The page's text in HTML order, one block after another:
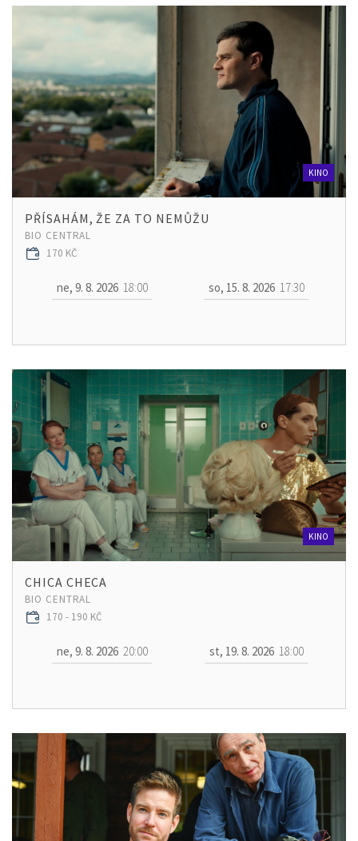
KINO
PŘÍSAHÁM, ŽE ZA TO NEMŮŽU
BIO CENTRAL
170 KČ
ne, 9. 8. 2026 18:00 so, 15. 8. 2026 17:30
KINO
CHICA CHECA
BIO CENTRAL
170 - 190 KČ
ne, 9. 8. 2026 20:00 st, 19. 8. 2026 18:00